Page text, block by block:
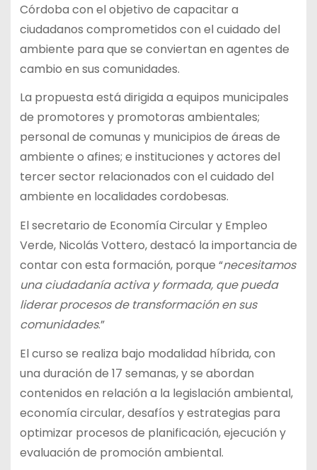
Córdoba con el objetivo de capacitar a
ciudadanos comprometidos con el cuidado del
ambiente para que se conviertan en agentes de
cambio en sus comunidades.
La propuesta está dirigida a equipos municipales
de promotores y promotoras ambientales;
personal de comunas y municipios de áreas de
ambiente o afines; e instituciones y actores del
tercer sector relacionados con el cuidado del
ambiente en localidades cordobesas.
El secretario de Economía Circular y Empleo
Verde, Nicolás Vottero, destacó la importancia de
contar con esta formación, porque “necesitamos
una ciudadanía activa y formada, que pueda
liderar procesos de transformación en sus
comunidades.”
El curso se realiza bajo modalidad híbrida, con
una duración de 17 semanas, y se abordan
contenidos en relación a la legislación ambiental,
economía circular, desafíos y estrategias para
optimizar procesos de planificación, ejecución y
evaluación de promoción ambiental.